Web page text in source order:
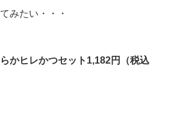
みたい・・・
かヒレかつセット1,182円（税込